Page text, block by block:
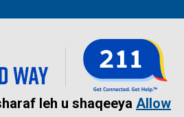
leh u shaqeeya Allow